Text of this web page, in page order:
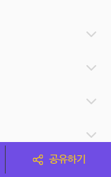
공유하기